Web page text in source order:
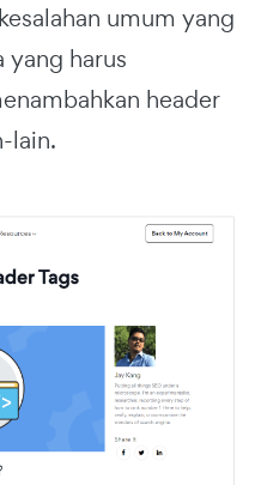
umum yang
yang harus
header
lain.